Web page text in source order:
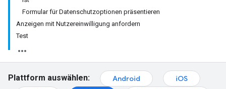
Formular für Datenschutzoptionen präsentieren
Anzeigen mit Nutzereinwilligung anfordern
Test
Plattform auswählen: Android
iOS